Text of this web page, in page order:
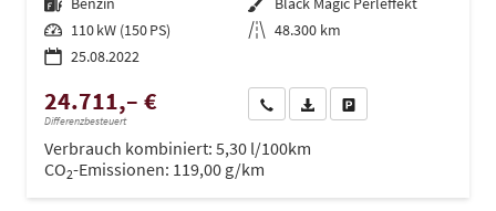
Leistung 110 kW (150 PS) Kilometerstand 48.300 km
25.08.2022
24.711,– €
Differenzbesteuert
Wir rufen Sie anPDF-Datei, Fahrzeugexposé
Verbrauch kombiniert: 5,30 l/100km
CO2-Emissionen: 119,00 g/km